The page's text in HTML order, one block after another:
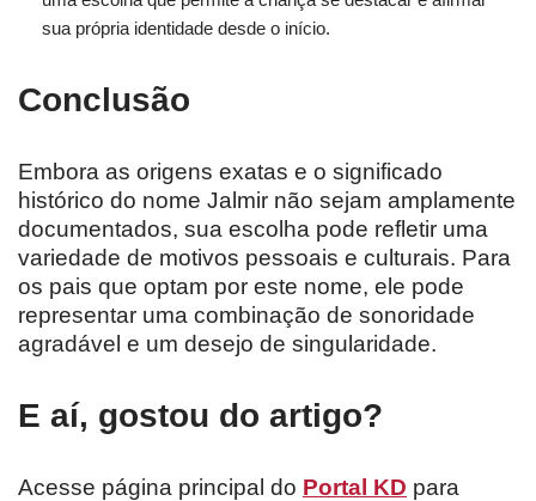
sua própria identidade desde o início.
Conclusão
Embora as origens exatas e o significado
histórico do nome Jalmir não sejam amplamente
documentados, sua escolha pode refletir uma
variedade de motivos pessoais e culturais. Para
os pais que optam por este nome, ele pode
representar uma combinação de sonoridade
agradável e um desejo de singularidade.
E aí, gostou do artigo?
Acesse página principal do Portal KD para